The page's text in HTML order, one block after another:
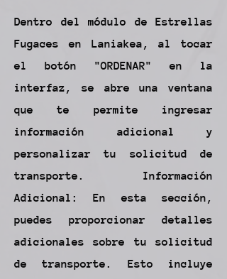
Dentro del módulo de Estrellas
Fugaces en Laniakea, al tocar
el botón "ORDENAR" en la
interfaz, se abre una ventana
que te permite ingresar
información adicional y
personalizar tu solicitud de
transporte. Información
Adicional: En esta sección,
puedes proporcionar detalles
adicionales sobre tu solicitud
de transporte. Esto incluye